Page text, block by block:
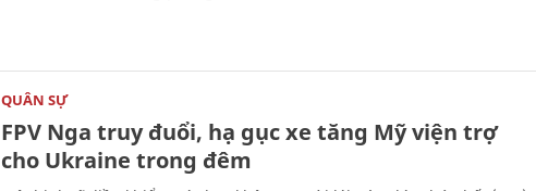
QUÂN SỰ
FPV Nga truy đuổi, hạ gục xe tăng Mỹ viện trợ
cho Ukraine trong đêm